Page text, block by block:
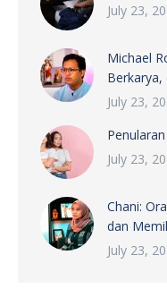
July 23,
Michael
July 23,
July 23,
Chani:
dan
July 23,